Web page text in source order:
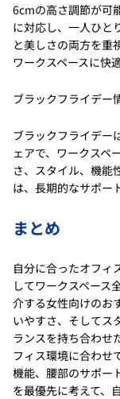
6cmの高さ調節が可
に対応し、一人ひと
と美しさの両方を重
ワークスペースに快
ブラックフライデー
ブラックフライデー
ェアで、ワークスペ
さ、スタイル、機能
は、長期的なサポー
まとめ
自分に合ったオフィ
してワークスペース
介する女性向けのお
いやすさ、そしてス
ランスを持ち合わせ
フィス環境に合わせ
機能、腰部のサポー
を最優先に考えて、